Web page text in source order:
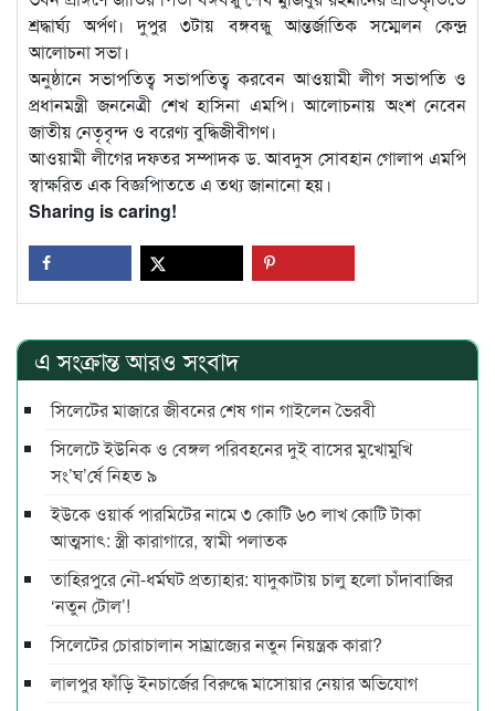
শ্রদ্ধার্ঘ্য অর্পণ। দুপুর ৩টায় বঙ্গবন্ধু আন্তর্জাতিক সম্মেলন কেন্দ্র
আলোচনা সভা।
অনুষ্ঠানে সভাপতিত্ব সভাপতিত্ব করবেন আওয়ামী লীগ সভাপতি ও
প্রধানমন্ত্রী জননেত্রী শেখ হাসিনা এমপি। আলোচনায় অংশ নেবেন
জাতীয় নেতৃবৃন্দ ও বরেণ্য বুদ্ধিজীবীগণ।
আওয়ামী লীগের দফতর সম্পাদক ড. আবদুস সোবহান গোলাপ এমপি
স্বাক্ষরিত এক বিজ্ঞপিাততে এ তথ্য জানানো হয়।
Sharing is caring!
এ সংক্রান্ত আরও সংবাদ
সিলেটের মাজারে জীবনের শেষ গান গাইলেন ভৈরবী
সিলেটে ইউনিক ও বেঙ্গল পরিবহনের দুই বাসের মুখোমুখি
সং’ঘ’র্ষে নিহত ৯
ইউকে ওয়ার্ক পারমিটের নামে ৩ কোটি ৬০ লাখ কোটি টাকা
আত্মসাৎ: স্ত্রী কারাগারে, স্বামী পলাতক
তাহিরপুরে নৌ-ধর্মঘট প্রত্যাহার: যাদুকাটায় চালু হলো চাঁদাবাজির
‘নতুন টোল’!
সিলেটের চোরাচালান সাম্রাজ্যের নতুন নিয়ন্ত্রক কারা?
লালপুর ফাঁড়ি ইনচার্জের বিরুদ্ধে মাসোয়ার নেয়ার অভিযোগ